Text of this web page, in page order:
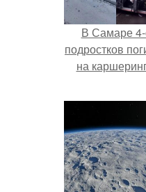
В Самаре
подростков
на